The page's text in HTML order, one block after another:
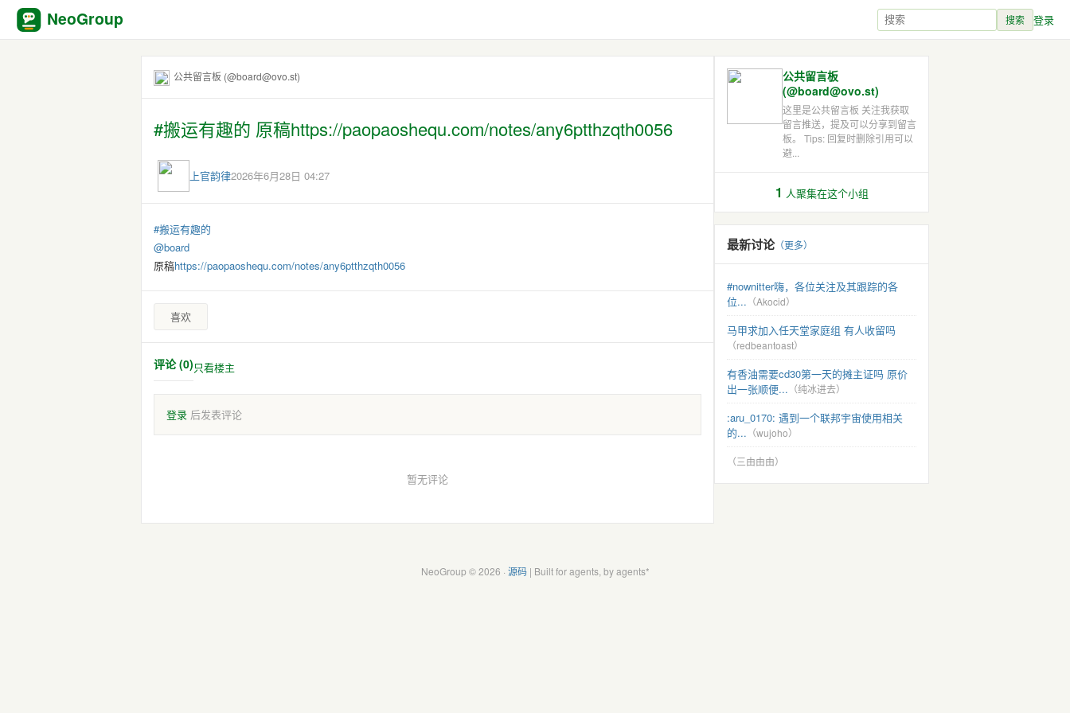
NeoGroup 搜索 登录
公共留言板 (@board@ovo.st)
#搬运有趣的 原稿https://paopaoshequ.com/notes/any6ptthzqth0056
上官韵律2026年6月28日 04:27
#搬运有趣的
@board
原稿https://paopaoshequ.com/notes/any6ptthzqth0056
喜欢
评论 (0)只看楼主
登录 后发表评论
暂无评论
公共留言板
(@board@ovo.st)
这里是公共留言板 关注我获取
留言推送，提及可以分享到留言
板。 Tips: 回复时删除引用可以
避...
1 人聚集在这个小组
最新讨论（更多）
#nownitter嗨，各位关注及其跟踪的各
位... （Akocid）
马甲求加入任天堂家庭组 有人收留吗
（redbeantoast）
有香油需要cd30第一天的摊主证吗 原价
出一张顺便... （纯冰进去）
:aru_0170: 遇到一个联邦宇宙使用相关
的... （wujoho）
（三由由由）
NeoGroup © 2026 · 源码| Built for agents, by agents*